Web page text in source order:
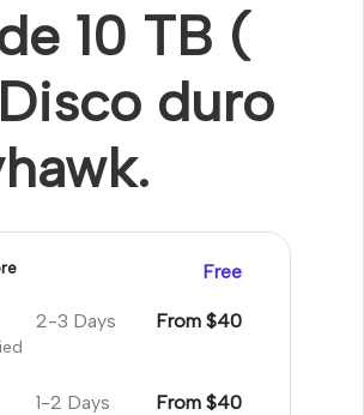
10 TB (
duro
Free
2-3 Days From $40
1-2 Days From $40